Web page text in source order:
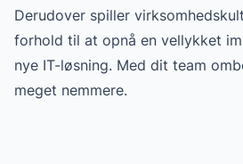
Derudover spiller
forhold til at opnå en vellykket
nye IT-løsning. Med dit team
meget nemmere.